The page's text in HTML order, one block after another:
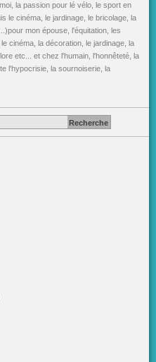
la passion pour lé vélo, le sport en
le cinéma, le jardinage, le bricolage, la
mon épouse, l'équitation, les
cinéma, la décoration, le jardinage, la
etc... et chez l'humain, l'honnêteté, la
l'hypocrisie, la sournoiserie, la